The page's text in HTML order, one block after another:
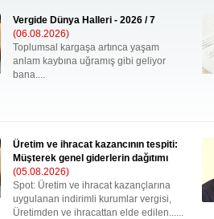
Vergide Dünya Halleri - 2026 / 7
(06.08.2026)
Toplumsal kargaşa artınca yaşam
anlam kaybına uğramış gibi geliyor
bana....
Üretim ve ihracat kazancının tespiti:
Müşterek genel giderlerin dağıtımı
(05.08.2026)
Spot: Üretim ve ihracat kazançlarına
uygulanan indirimli kurumlar vergisi,
Üretimden ve ihracattan elde edilen......